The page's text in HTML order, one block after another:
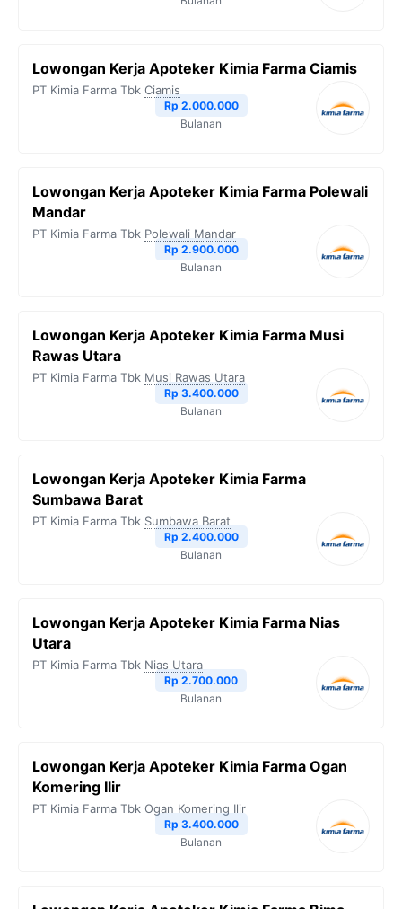
Lowongan Kerja Apoteker Kimia Farma Ciamis
PT Kimia Farma Tbk Ciamis
Rp 2.000.000
Bulanan
Lowongan Kerja Apoteker Kimia Farma Polewali
Mandar
PT Kimia Farma Tbk Polewali Mandar
Rp 2.900.000
Bulanan
Lowongan Kerja Apoteker Kimia Farma Musi
Rawas Utara
PT Kimia Farma Tbk Musi Rawas Utara
Rp 3.400.000
Bulanan
Lowongan Kerja Apoteker Kimia Farma
Sumbawa Barat
PT Kimia Farma Tbk Sumbawa Barat
Rp 2.400.000
Bulanan
Lowongan Kerja Apoteker Kimia Farma Nias
Utara
PT Kimia Farma Tbk Nias Utara
Rp 2.700.000
Bulanan
Lowongan Kerja Apoteker Kimia Farma Ogan
Komering Ilir
PT Kimia Farma Tbk Ogan Komering Ilir
Rp 3.400.000
Bulanan